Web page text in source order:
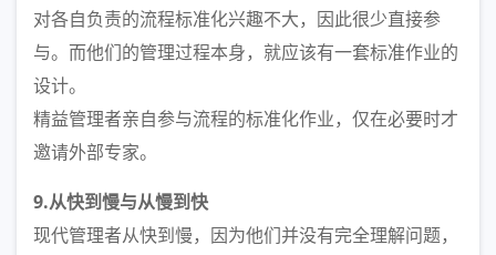
对各自负责的流程标准化兴趣不大，因此很少直接参
与。而他们的管理过程本身，就应该有一套标准作业的
设计。
精益管理者亲自参与流程的标准化作业，仅在必要时才
邀请外部专家。
9.从快到慢与从慢到快
现代管理者从快到慢，因为他们并没有完全理解问题，